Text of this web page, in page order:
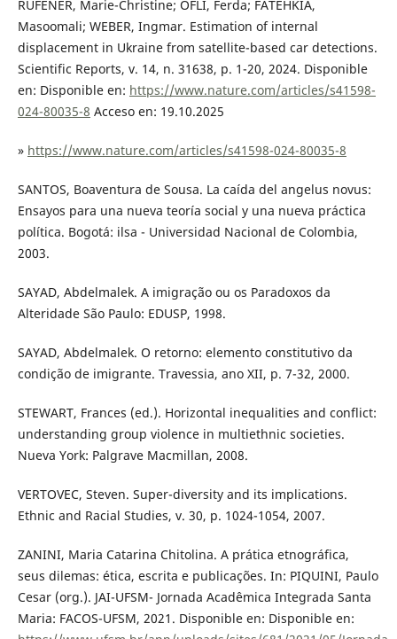
RUFENER, Marie-Christine; OFLI, Ferda; FATEHKIA,
Masoomali; WEBER, Ingmar. Estimation of internal
displacement in Ukraine from satellite-based car detections.
Scientific Reports, v. 14, n. 31638, p. 1-20, 2024. Disponible
en: Disponible en: https://www.nature.com/articles/s41598-
024-80035-8 Acceso en: 19.10.2025
» https://www.nature.com/articles/s41598-024-80035-8
SANTOS, Boaventura de Sousa. La caída del angelus novus:
Ensayos para una nueva teoría social y una nueva práctica
política. Bogotá: ilsa - Universidad Nacional de Colombia,
2003.
SAYAD, Abdelmalek. A imigração ou os Paradoxos da
Alteridade São Paulo: EDUSP, 1998.
SAYAD, Abdelmalek. O retorno: elemento constitutivo da
condição de imigrante. Travessia, ano XII, p. 7-32, 2000.
STEWART, Frances (ed.). Horizontal inequalities and conflict:
understanding group violence in multiethnic societies.
Nueva York: Palgrave Macmillan, 2008.
VERTOVEC, Steven. Super-diversity and its implications.
Ethnic and Racial Studies, v. 30, p. 1024-1054, 2007.
ZANINI, Maria Catarina Chitolina. A prática etnográfica,
seus dilemas: ética, escrita e publicações. In: PIQUINI, Paulo
Cesar (org.). JAI-UFSM- Jornada Acadêmica Integrada Santa
Maria: FACOS-UFSM, 2021. Disponible en: Disponible en: